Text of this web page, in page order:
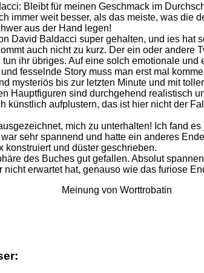
Bleibt für meinen Geschmack im
immer weit besser, als das meiste, was die
aus der Hand legen!
David Baldacci super gehalten, und ies hat
auch nicht zu kurz. Der ein oder andere
ihr übriges. Auf eine solch emotionale und
fesselnde Story muss man erst mal
mysteriös bis zur letzten Minute und mit
Hauptfiguren sind durchgehend realistisch
künstlich aufplustern, das ist hier nicht der
mich zu unterhalten! Ich fand
sehr spannend und hatte ein anderes
konstruiert und düster geschrieben.
des Buches gut gefallen. Absolut
nicht erwartet hat, genauso wie das furiose
Meinung von Worttrobatin